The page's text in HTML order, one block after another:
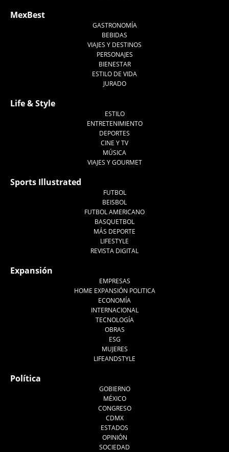
MexBest
GASTRONOMÍA
BEBIDAS
VIAJES Y DESTINOS
PERSONAJES
BIENESTAR
ESTILO DE VIDA
JURADO
Life & Style
ESTILO
ENTRETENIMIENTO
DEPORTES
CINE Y TV
MÚSICA
VIAJES Y GOURMET
Sports Illustrated
FUTBOL
BEISBOL
FUTBOL AMERICANO
BASQUETBOL
MÁS DEPORTE
LIFESTYLE
REVISTA DIGITAL
Expansión
EMPRESAS
HOME EXPANSIÓN POLITICA
ECONOMÍA
INTERNACIONAL
TECNOLOGÍA
OBRAS
ESG
MUJERES
LIFEANDSTYLE
Política
GOBIERNO
MÉXICO
CONGRESO
CDMX
ESTADOS
OPINIÓN
SOCIEDAD